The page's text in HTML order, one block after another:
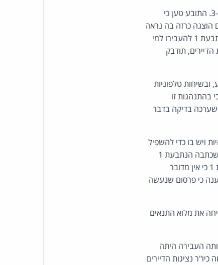
עניין התביעה במספר פרסומים שנטען כי נעשו על-ידי הנתבעים 1-2, במעורבות הנתבעים 3-4. התובע טען כי
לאתר האינטרפול, שם הוצגה כרזה בה נראה
התובע כעבריין נמלט וכמי שמבוקש בחשד לשורת עבירות בבלארוס. עם קבלת הדוא"ל, החליטה הנתבעת 1 להעבירו למי
תודבק
ביחס לתובע, ובשיחות טלפוניות
התובע טען כי בהתנהגות זו
שערכה בדיקה בדבר
סעיף 1 לחוק איסור לשון הרע, היות ויש בו כדי להשפיל
את התובע וכן הוא עלול לפגוע במשרתו, בעסקו, במשלח ידו או במקצועו של התובע. מכלול הטקסט שכתבה הנתבעת 1
במסגרת ההודעה, יחד עם שילוב הקישור, יש בו, ולו במשתמע, כדי לשון הרע. ביחס לטענת הנתבעת 1 כי אין מדובר
1 לא הציגה בסיס משפטי לטענה כי פרסום שנעשה
1 למספר נמענים עולה כדי פרסום לשון הרע. הנתבעת 1 לא הוכיחה את מלוא התנאים
הדוא"ל אותה העבירה היתה
וכן על עניינם הכשר של אנשי הנציגות אליו הועבר. הנתבעת 1 שימשה כיו"ר נציגות הדיירים